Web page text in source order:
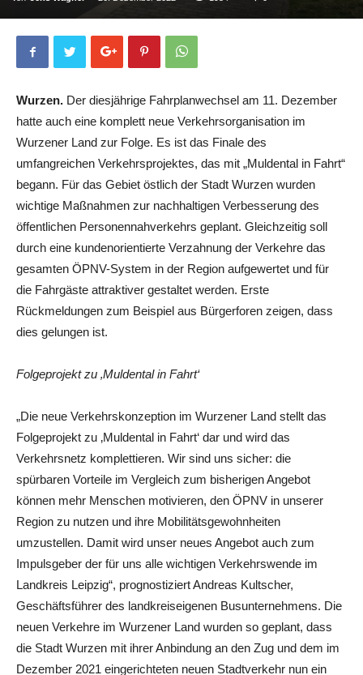
Wurzen. Der diesjährige Fahrplanwechsel am 11. Dezember
hatte auch eine komplett neue Verkehrsorganisation im
Wurzener Land zur Folge. Es ist das Finale des
umfangreichen Verkehrsprojektes, das mit „Muldental in Fahrt“
begann. Für das Gebiet östlich der Stadt Wurzen wurden
wichtige Maßnahmen zur nachhaltigen Verbesserung des
öffentlichen Personennahverkehrs geplant. Gleichzeitig soll
durch eine kundenorientierte Verzahnung der Verkehre das
gesamten ÖPNV-System in der Region aufgewertet und für
die Fahrgäste attraktiver gestaltet werden. Erste
Rückmeldungen zum Beispiel aus Bürgerforen zeigen, dass
dies gelungen ist.
Folgeprojekt zu ‚Muldental in Fahrt‘
„Die neue Verkehrskonzeption im Wurzener Land stellt das
Folgeprojekt zu ‚Muldental in Fahrt‘ dar und wird das
Verkehrsnetz komplettieren. Wir sind uns sicher: die
spürbaren Vorteile im Vergleich zum bisherigen Angebot
können mehr Menschen motivieren, den ÖPNV in unserer
Region zu nutzen und ihre Mobilitätsgewohnheiten
umzustellen. Damit wird unser neues Angebot auch zum
Impulsgeber der für uns alle wichtigen Verkehrswende im
Landkreis Leipzig“, prognostiziert Andreas Kultscher,
Geschäftsführer des landkreiseigenen Busunternehmens. Die
neuen Verkehre im Wurzener Land wurden so geplant, dass
die Stadt Wurzen mit ihrer Anbindung an den Zug und dem im
Dezember 2021 eingerichteten neuen Stadtverkehr nun ein